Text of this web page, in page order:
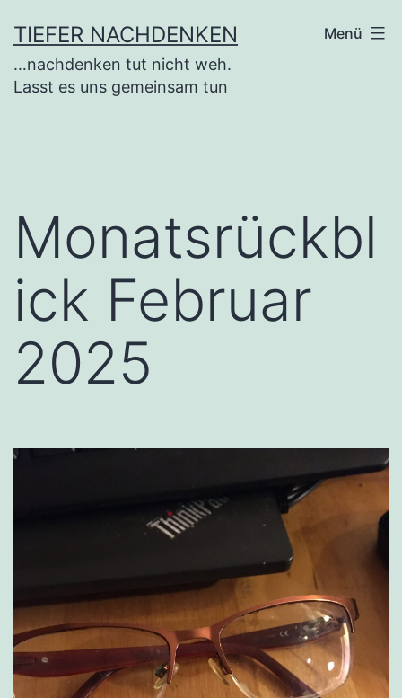
Inhalt
springen
TIEFER NACHDENKEN
…nachdenken tut nicht weh.
Lasst es uns gemeinsam tun
Menü
Monatsrückbl
ick Februar
2025